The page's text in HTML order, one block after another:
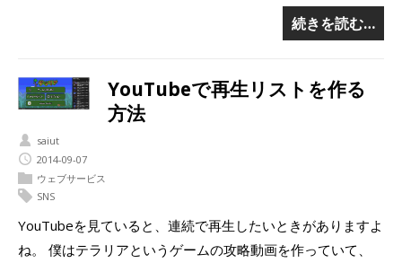
続きを読む…
YouTubeで再生リストを作る
方法
saiut
2014-09-07
ウェブサービス
SNS
YouTubeを見ていると、連続で再生したいときがありますよ
ね。 僕はテラリアというゲームの攻略動画を作っていて、